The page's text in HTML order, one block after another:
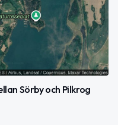
Sörby och Pilkrog